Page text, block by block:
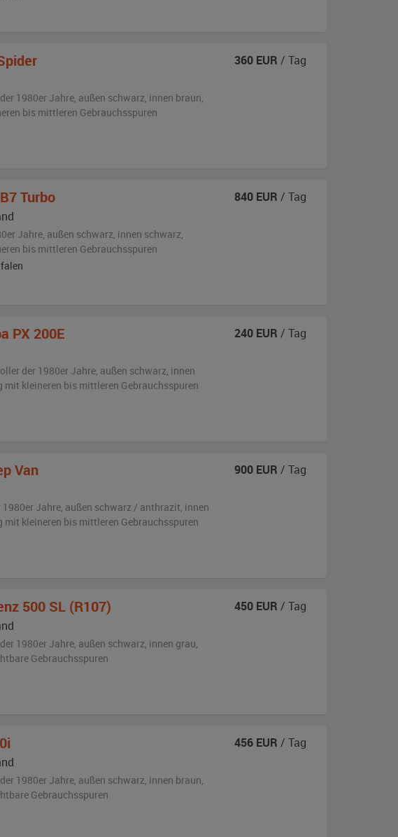
1980er Jahre, außen schwarz, innen braun,
bis mittleren Gebrauchsspuren
360 EUR / Tag
Turbo
Jahre, außen schwarz, innen schwarz,
bis mittleren Gebrauchsspuren
840 EUR / Tag
PX 200E
der 1980er Jahre, außen schwarz, innen
mit kleineren bis mittleren Gebrauchsspuren
240 EUR / Tag
Van
Jahre, außen schwarz / anthrazit, innen
mit kleineren bis mittleren Gebrauchsspuren
900 EUR / Tag
500 SL (R107)
1980er Jahre, außen schwarz, innen grau,
Gebrauchsspuren
450 EUR / Tag
1980er Jahre, außen schwarz, innen braun,
Gebrauchsspuren
456 EUR / Tag